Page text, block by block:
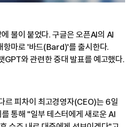
불이 붙었다. 구글은 오픈AI의 AI
항마로 '바드(Bard)'를 출시한다.
GPT와 관련한 중대 발표를 예고했다.
르 피차이 최고경영자(CEO)는 6일
통해 "일부 테스터에게 새로운 AI